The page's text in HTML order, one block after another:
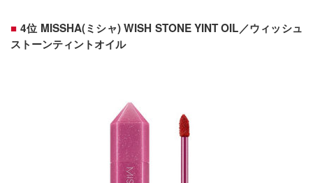
4位 MISSHA(ミシャ) WISH STONE YINT OIL／ウィッシュ
ストーンティントオイル